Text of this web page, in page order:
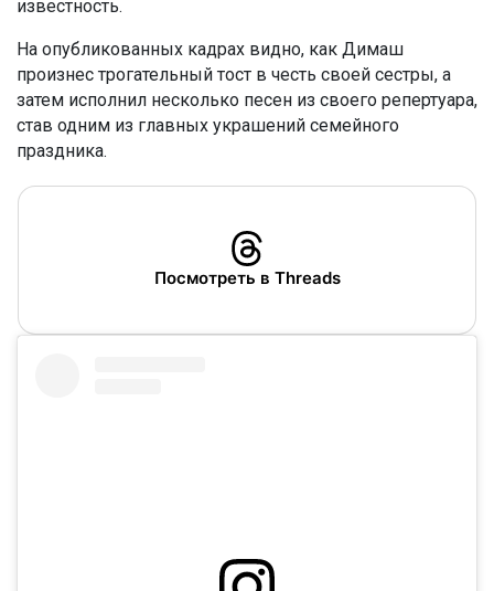
известность.
На опубликованных кадрах видно, как Димаш
произнес трогательный тост в честь своей сестры, а
затем исполнил несколько песен из своего репертуара,
став одним из главных украшений семейного
праздника.
Посмотреть в Threads